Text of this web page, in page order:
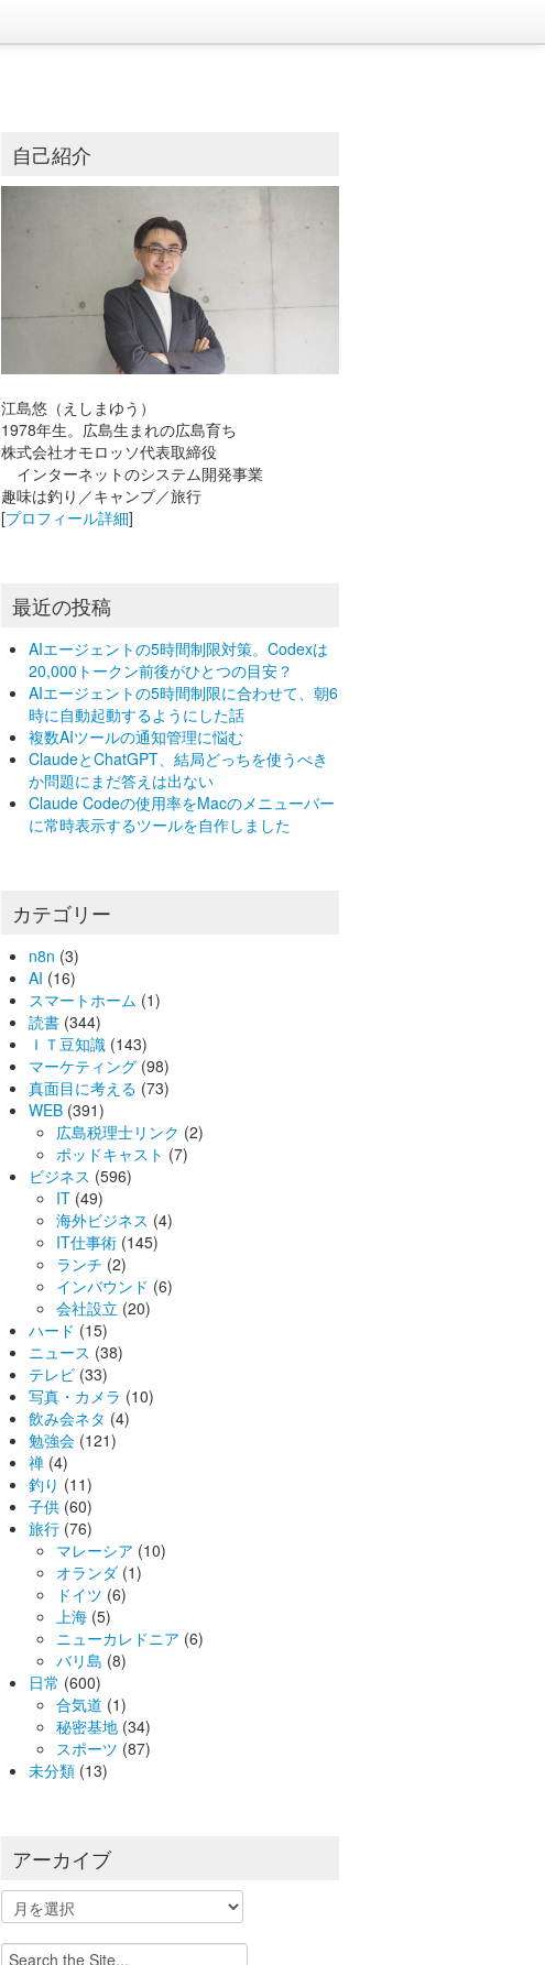
自己紹介
江島悠（えしまゆう）
1978年生。広島生まれの広島育ち
株式会社オモロッソ代表取締役
インターネットのシステム開発事業
趣味は釣り／キャンプ／旅行
[プロフィール詳細]
最近の投稿
AIエージェントの5時間制限対策。Codexは
20,000トークン前後がひとつの目安？
AIエージェントの5時間制限に合わせて、朝6
時に自動起動するようにした話
複数AIツールの通知管理に悩む
ClaudeとChatGPT、結局どっちを使うべき
か問題にまだ答えは出ない
Claude Codeの使用率をMacのメニューバー
に常時表示するツールを自作しました
カテゴリー
n8n (3)
AI (16)
スマートホーム (1)
読書 (344)
ＩＴ豆知識 (143)
マーケティング (98)
真面目に考える (73)
WEB (391)
広島税理士リンク (2)
ポッドキャスト (7)
ビジネス (596)
IT (49)
海外ビジネス (4)
IT仕事術 (145)
ランチ (2)
インバウンド (6)
会社設立 (20)
ハード (15)
ニュース (38)
テレビ (33)
写真・カメラ (10)
飲み会ネタ (4)
勉強会 (121)
禅 (4)
釣り (11)
子供 (60)
旅行 (76)
マレーシア (10)
オランダ (1)
ドイツ (6)
上海 (5)
ニューカレドニア (6)
バリ島 (8)
日常 (600)
合気道 (1)
秘密基地 (34)
スポーツ (87)
未分類 (13)
アーカイブ
ー
カSearch